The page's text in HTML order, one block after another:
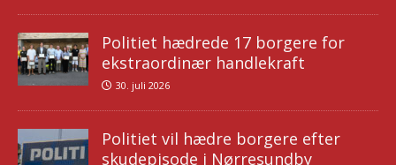
Politiet hædrede 17 borgere for
ekstraordinær handlekraft
30. juli 2026
Politiet vil hædre borgere efter
skudepisode i Nørresundby